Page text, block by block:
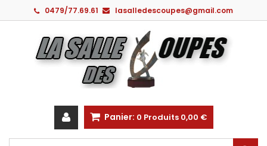
0479/77.69.61 lasalledescoupes@gmail.com
Panier: 0 Produits 0,00 €